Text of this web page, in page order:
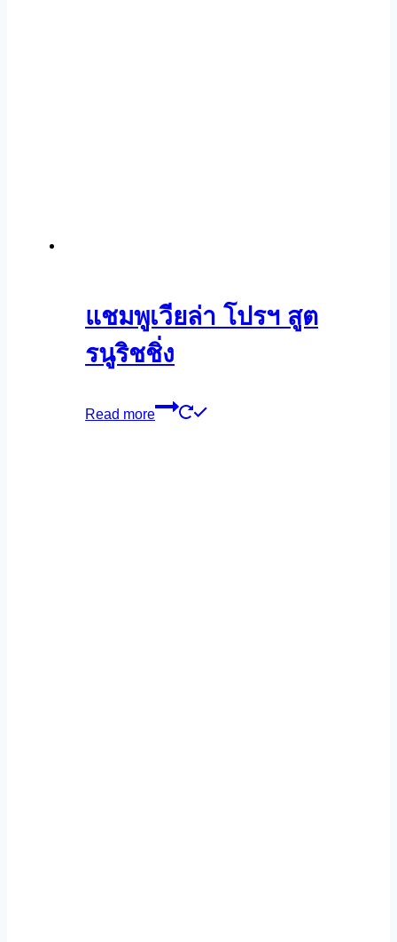
แชมพูเวียล่า โปรฯ สูต
รนูริชชิ่ง
Read more